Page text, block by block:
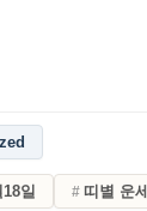
일 띠별 운세